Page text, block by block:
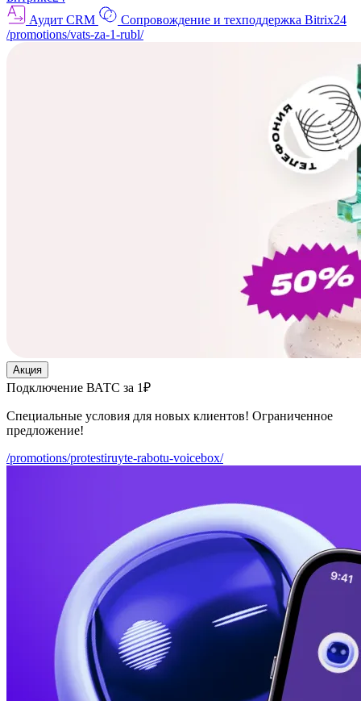
Аудит CRM
Сопровождение и техподдержка Bitrix24
/promotions/vats-za-1-rubl/
Акция
Подключение ВАТС за 1₽
Специальные условия для новых клиентов! Ограниченное
предложение!
/promotions/protestiruyte-rabotu-voicebox/